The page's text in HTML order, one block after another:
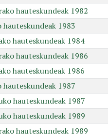
hauteskundeak 1982
1983
hauteskundeak 1984
hauteskundeak 1986
hauteskundeak 1986
1987
hauteskundeak 1987
hauteskundeak 1989
hauteskundeak 1989